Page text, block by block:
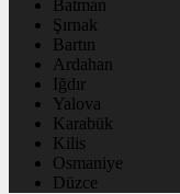
Batman
Şırnak
Bartın
Ardahan
Iğdır
Yalova
Karabük
Kilis
Osmaniye
Düzce